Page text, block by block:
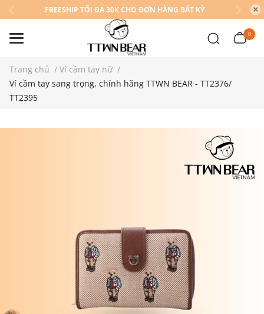
FREESHIP TỐI ĐA 30K CHO ĐƠN HÀNG BẤT KỲ
0
Trang chủ / Ví cầm tay nữ /
Ví cầm tay sang trọng, chính hãng TTWN BEAR - TT2376/
TT2395